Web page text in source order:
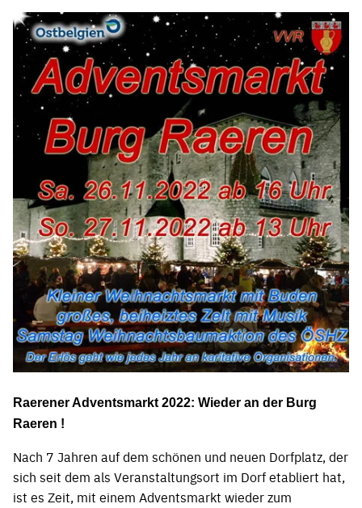
Raerener Adventsmarkt 2022: Wieder an der Burg
Raeren !
Nach 7 Jahren auf dem schönen und neuen Dorfplatz, der
sich seit dem als Veranstaltungsort im Dorf etabliert hat,
ist es Zeit, mit einem Adventsmarkt wieder zum